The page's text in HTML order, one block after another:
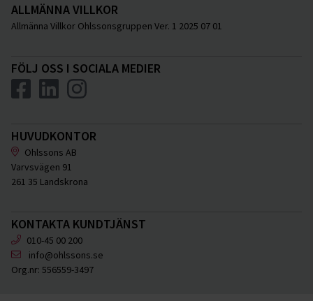
ALLMÄNNA VILLKOR
Allmänna Villkor Ohlssonsgruppen Ver. 1 2025 07 01
FÖLJ OSS I SOCIALA MEDIER
HUVUDKONTOR
Ohlssons AB
Varvsvägen 91
261 35 Landskrona
KONTAKTA KUNDTJÄNST
010-45 00 200
info@ohlssons.se
Org.nr: 556559-3497